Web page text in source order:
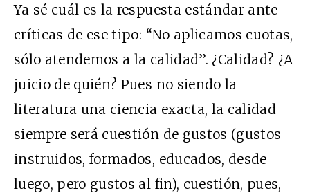
Ya sé cuál es la respuesta estándar ante
críticas de ese tipo: “No aplicamos cuotas,
sólo atendemos a la calidad”. ¿Calidad? ¿A
juicio de quién? Pues no siendo la
literatura una ciencia exacta, la calidad
siempre será cuestión de gustos (gustos
instruidos, formados, educados, desde
luego, pero gustos al fin), cuestión, pues,